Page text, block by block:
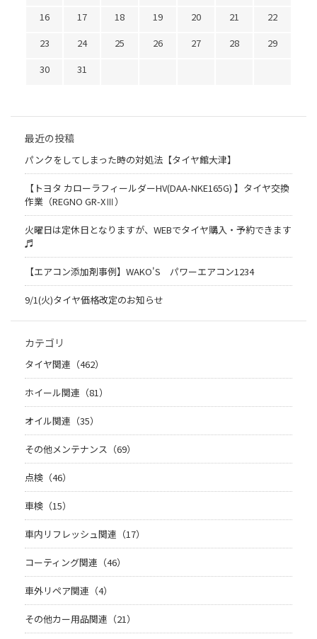
16
17 18 19 20 21
22
23
24 25 26 27 28
29
30
31
最近の投稿
パンクをしてしまった時の対処法【タイヤ館大津】
【トヨタ カローラフィールダーHV(DAA-NKE165G) 】タイヤ交換
作業（REGNO GR-XⅢ）
火曜日は定休日となりますが、WEBでタイヤ購入・予約できます
♬
【エアコン添加剤事例】WAKO'S パワーエアコン1234
9/1(火)タイヤ価格改定のお知らせ
カテゴリ
タイヤ関連（462）
ホイール関連（81）
オイル関連（35）
その他メンテナンス（69）
点検（46）
車検（15）
車内リフレッシュ関連（17）
コーティング関連（46）
車外リペア関連（4）
その他カー用品関連（21）